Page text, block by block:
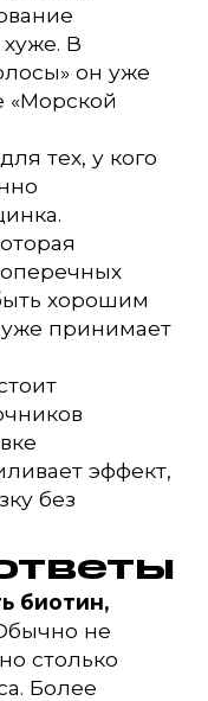
В
он уже
«Морской
тех, у кого
хорошим
принимает
эффект,
без
биотин,
не
столько
Более